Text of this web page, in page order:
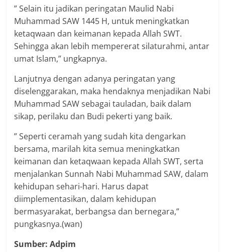
” Selain itu jadikan peringatan Maulid Nabi
Muhammad SAW 1445 H, untuk meningkatkan
ketaqwaan dan keimanan kepada Allah SWT.
Sehingga akan lebih mempererat silaturahmi, antar
umat Islam,” ungkapnya.
Lanjutnya dengan adanya peringatan yang
diselenggarakan, maka hendaknya menjadikan Nabi
Muhammad SAW sebagai tauladan, baik dalam
sikap, perilaku dan Budi pekerti yang baik.
” Seperti ceramah yang sudah kita dengarkan
bersama, marilah kita semua meningkatkan
keimanan dan ketaqwaan kepada Allah SWT, serta
menjalankan Sunnah Nabi Muhammad SAW, dalam
kehidupan sehari-hari. Harus dapat
diimplementasikan, dalam kehidupan
bermasyarakat, berbangsa dan bernegara,”
pungkasnya.(wan)
Sumber: Adpim